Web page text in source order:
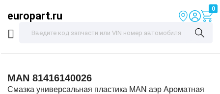
europart.ru
0
MAN 81416140026
Смазка универсальная пластика MAN аэр Ароматная